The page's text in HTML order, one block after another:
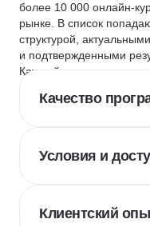
более 10 000 онлайн-
рынке. В список
структурой,
и подтвержденными
Каждый курс и школу
Качество
Условия и
Клиентский